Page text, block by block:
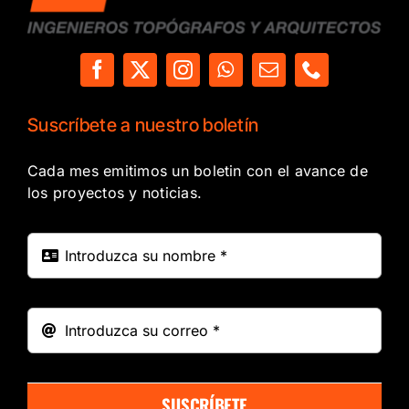
Suscríbete a nuestro boletín
Cada mes emitimos un boletin con el avance de
los proyectos y noticias.